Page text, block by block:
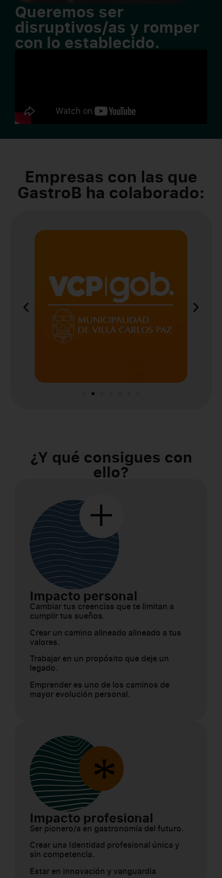
Queremos ser
disruptivos/as y romper
con lo establecido.
Empresas con las que
GastroB ha colaborado:
¿Y qué consigues con
ello?
Impacto personal
Cambiar tus creencias que te limitan a
cumplir tus sueños.
Crear un camino alineado alineado a tus
valores.
Trabajar en un propósito que deje un
legado.
Emprender es uno de los caminos de
mayor evolución personal.
Impacto profesional
Ser pionero/a en gastronomía del futuro.
Crear una Identidad profesional única y
sin competencia.
Estar en innovación y vanguardia